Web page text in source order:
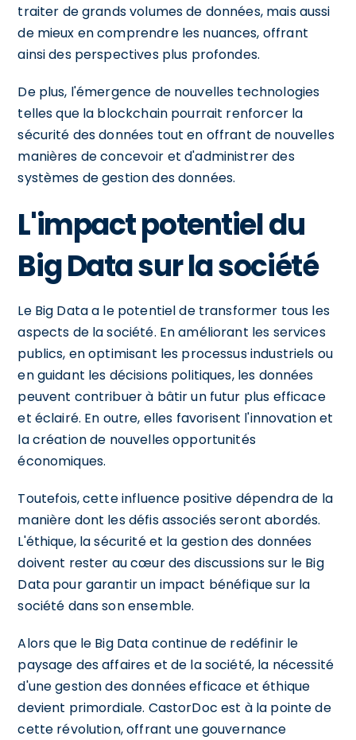
traiter de grands volumes de données, mais aussi
de mieux en comprendre les nuances, offrant
ainsi des perspectives plus profondes.
De plus, l'émergence de nouvelles technologies
telles que la blockchain pourrait renforcer la
sécurité des données tout en offrant de nouvelles
manières de concevoir et d'administrer des
systèmes de gestion des données.
L'impact potentiel du
Big Data sur la société
Le Big Data a le potentiel de transformer tous les
aspects de la société. En améliorant les services
publics, en optimisant les processus industriels ou
en guidant les décisions politiques, les données
peuvent contribuer à bâtir un futur plus efficace
et éclairé. En outre, elles favorisent l'innovation et
la création de nouvelles opportunités
économiques.
Toutefois, cette influence positive dépendra de la
manière dont les défis associés seront abordés.
L'éthique, la sécurité et la gestion des données
doivent rester au cœur des discussions sur le Big
Data pour garantir un impact bénéfique sur la
société dans son ensemble.
Alors que le Big Data continue de redéfinir le
paysage des affaires et de la société, la nécessité
d'une gestion des données efficace et éthique
devient primordiale. CastorDoc est à la pointe de
cette révolution, offrant une gouvernance